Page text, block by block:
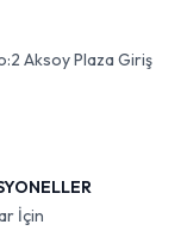
Aksoy Plaza Giriş
İçin